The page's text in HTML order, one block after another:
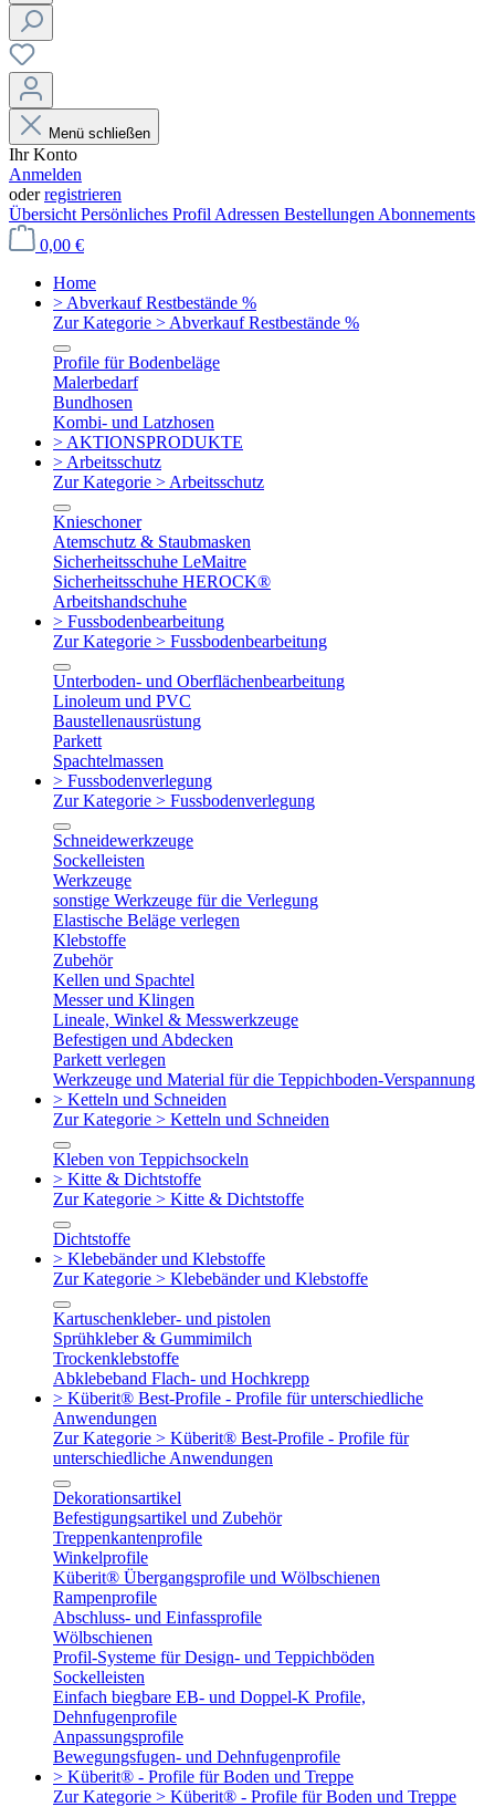
Menü schließen
Ihr Konto
Anmelden
oderregistrieren
Übersicht Persönliches Profil Adressen Bestellungen Abonnements
0,00 €
Home
> Abverkauf Restbestände %
Zur Kategorie > Abverkauf Restbestände %
Profile für Bodenbeläge
Malerbedarf
Bundhosen
Kombi- und Latzhosen
> AKTIONSPRODUKTE
> Arbeitsschutz
Zur Kategorie > Arbeitsschutz
Knieschoner
Atemschutz & Staubmasken
Sicherheitsschuhe LeMaitre
Sicherheitsschuhe HEROCK®
Arbeitshandschuhe
> Fussbodenbearbeitung
Zur Kategorie > Fussbodenbearbeitung
Unterboden- und Oberflächenbearbeitung
Linoleum und PVC
Baustellenausrüstung
Parkett
Spachtelmassen
> Fussbodenverlegung
Zur Kategorie > Fussbodenverlegung
Schneidewerkzeuge
Sockelleisten
Werkzeuge
sonstige Werkzeuge für die Verlegung
Elastische Beläge verlegen
Klebstoffe
Zubehör
Kellen und Spachtel
Messer und Klingen
Lineale, Winkel & Messwerkzeuge
Befestigen und Abdecken
Parkett verlegen
Werkzeuge und Material für die Teppichboden-Verspannung
> Ketteln und Schneiden
Zur Kategorie > Ketteln und Schneiden
Kleben von Teppichsockeln
> Kitte & Dichtstoffe
Zur Kategorie > Kitte & Dichtstoffe
Dichtstoffe
> Klebebänder und Klebstoffe
Zur Kategorie > Klebebänder und Klebstoffe
Kartuschenkleber- und pistolen
Sprühkleber & Gummimilch
Trockenklebstoffe
Abklebeband Flach- und Hochkrepp
> Küberit® Best-Profile - Profile für unterschiedliche
Anwendungen
Zur Kategorie > Küberit® Best-Profile - Profile für
unterschiedliche Anwendungen
Dekorationsartikel
Befestigungsartikel und Zubehör
Treppenkantenprofile
Winkelprofile
Küberit® Übergangsprofile und Wölbschienen
Rampenprofile
Abschluss- und Einfassprofile
Wölbschienen
Profil-Systeme für Design- und Teppichböden
Sockelleisten
Einfach biegbare EB- und Doppel-K Profile,
Dehnfugenprofile
Anpassungsprofile
Bewegungsfugen- und Dehnfugenprofile
> Küberit® - Profile für Boden und Treppe
Zur Kategorie > Küberit® - Profile für Boden und Treppe